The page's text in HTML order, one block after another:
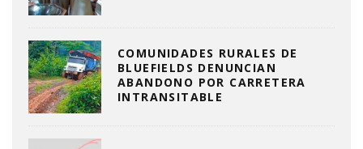
COMUNIDADES RURALES DE
BLUEFIELDS DENUNCIAN
ABANDONO POR CARRETERA
INTRANSITABLE